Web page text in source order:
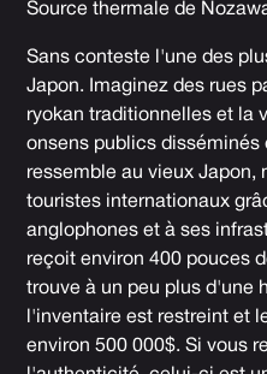
Source thermale de
Sans conteste l'une des
Japon. Imaginez des rues
ryokan traditionnelles et la
onsens publics disséminés
ressemble au vieux Japon,
touristes internationaux
anglophones et à ses
reçoit environ 400 pouces
trouve à un peu plus d'une
l'inventaire est restreint et
environ 500 000$. Si vous